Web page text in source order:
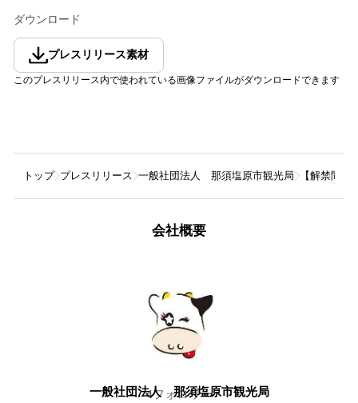
ダウンロード
プレスリリース素材
このプレスリリース内で使われている画像ファイルがダウンロードできます
トップ プレスリリース 一般社団法人 那須塩原市観光局 【解禁間
会社概要
一般社団法人 那須塩原市観光局
4フォロワー